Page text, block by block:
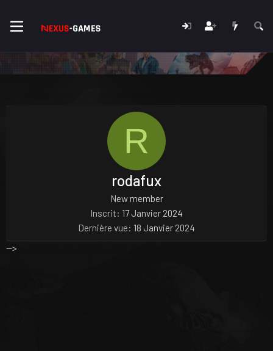
R
rodafux
New member
Inscrit
17 Janvier 2024
Dernière vue
18 Janvier 2024
-->